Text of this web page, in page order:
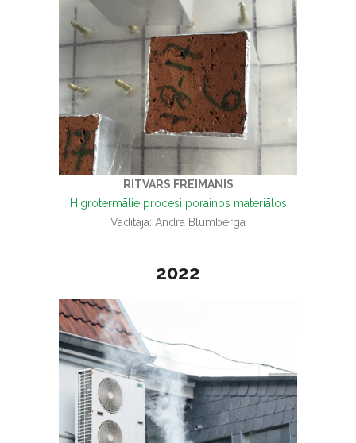
RITVARS FREIMANIS
Higrotermālie procesi porainos materiālos
Vadītāja: Andra Blumberga
2022